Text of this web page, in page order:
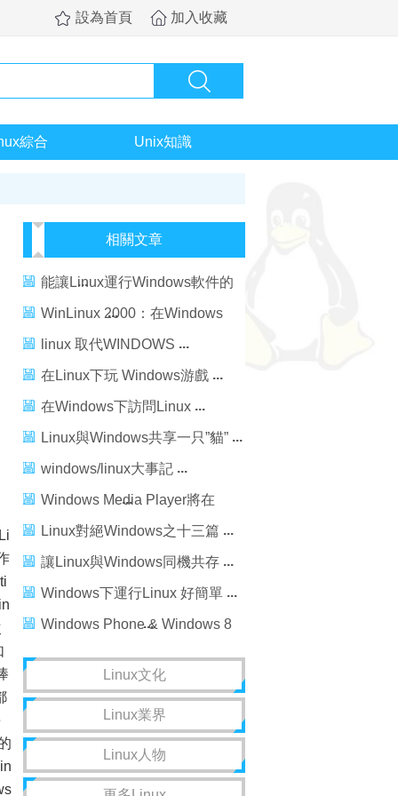
設為首頁 加入收藏
綜合 Unix知識
相關文章
能讓Linux運行Windows軟件的
Wine
WinLinux 2000：在Windows
上玩Linux
linux 取代WINDOWS
在Linux下玩 Windows游戲
在Windows下訪問Linux
Linux與Windows共享一只”貓”
windows/linux大事記
Windows Media Player將在
Linux上運行
Linux對絕Windows之十三篇
讓Linux與Windows同機共存
Windows下運行Linux 好簡單
Windows Phone & Windows 8
Push Notification from
Windows Azure
Linux文化
Linux業界
Linux人物